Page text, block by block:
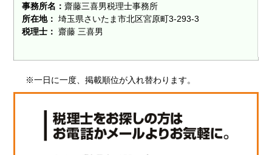
事務所名：齋藤三喜男税理士事務所
所在地： 埼玉県さいたま市北区宮原町3-293-3
税理士： 齋藤 三喜男
※一日に一度、掲載順位が入れ替わります。